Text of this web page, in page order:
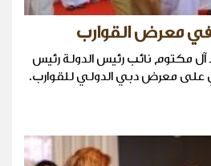
معرض القوارب
آل مكتوم نائب رئيس الدولة رئيس
على معرض دبي الدولي للقوارب.